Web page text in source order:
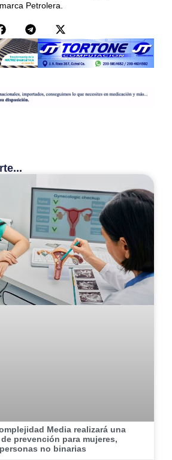
Petrolera.
Media realizará una
prevención para mujeres,
no binarias